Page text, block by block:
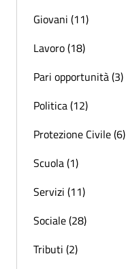
Giovani (11)
Lavoro (18)
Pari opportunità (3)
Politica (12)
Protezione Civile (6)
Scuola (1)
Servizi (11)
Sociale (28)
Tributi (2)